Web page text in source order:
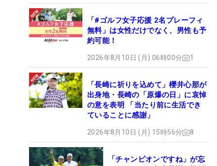
「#ゴルフ女子応援 2名プレーフィ
無料」は女性だけでなく、男性も予
約可能！
2026年8月10日 (月) 06時00分 1
「長崎に祈りを込めて」櫻井心那が
出身地・長崎の「原爆の日」に哀悼
の意を表明 「当たり前に生活でき
ていることに感謝」
2026年8月10日 (月) 15時56分 8
「チャンピオンですね」が忘